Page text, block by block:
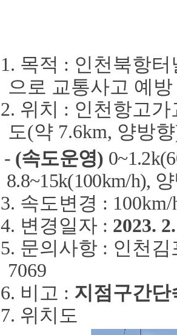
1. 목적 : 인천북항
으로 교통사고 예방
2. 위치 : 인천항고
도(약 7.6km, 양방향
- (속도운영)
8.8~15k(100km/h),
3. 속도변경 : 100km/
4. 변경일자 : 2023.
5. 문의사항 : 인천
7069
6. 비고 : 지점구간단
7. 위치도